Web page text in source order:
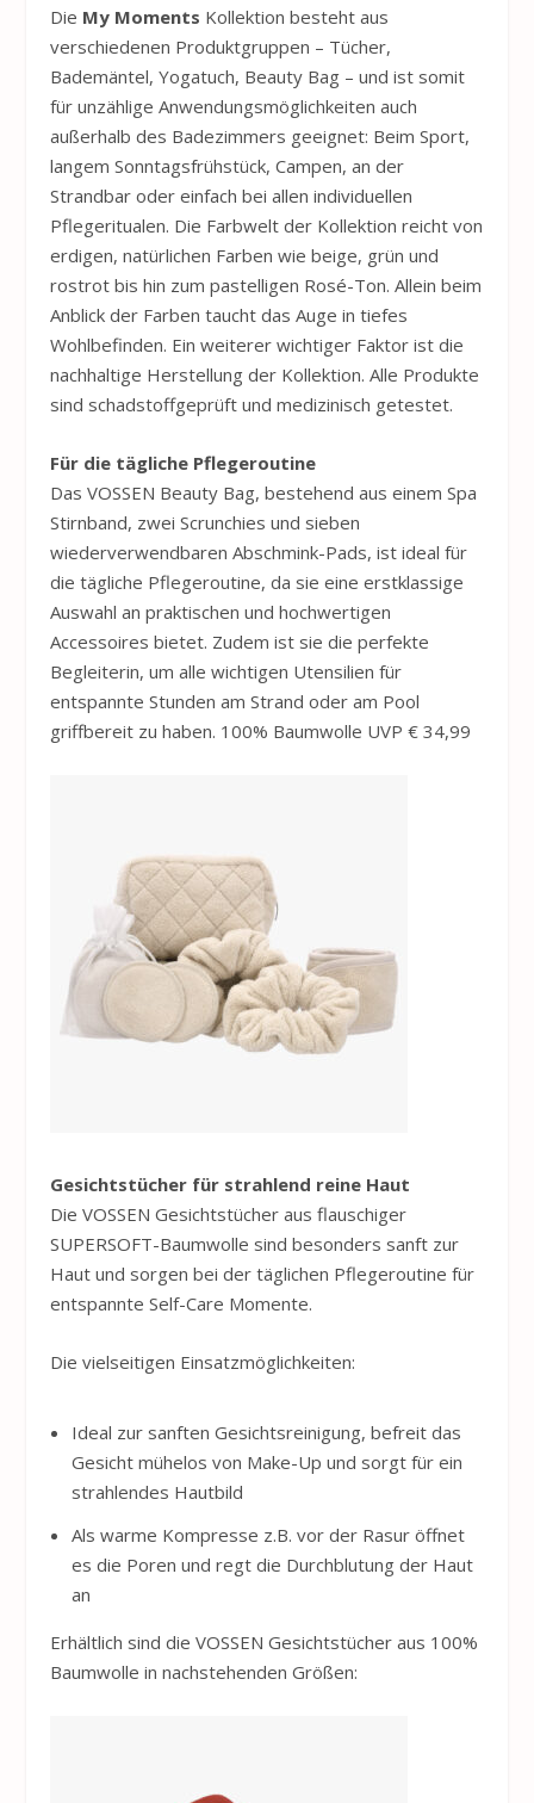
Die My Moments Kollektion besteht aus
verschiedenen Produktgruppen – Tücher,
Bademäntel, Yogatuch, Beauty Bag – und ist somit
für unzählige Anwendungsmöglichkeiten auch
außerhalb des Badezimmers geeignet: Beim Sport,
langem Sonntagsfrühstück, Campen, an der
Strandbar oder einfach bei allen individuellen
Pflegeritualen. Die Farbwelt der Kollektion reicht von
erdigen, natürlichen Farben wie beige, grün und
rostrot bis hin zum pastelligen Rosé-Ton. Allein beim
Anblick der Farben taucht das Auge in tiefes
Wohlbefinden. Ein weiterer wichtiger Faktor ist die
nachhaltige Herstellung der Kollektion. Alle Produkte
sind schadstoffgeprüft und medizinisch getestet.
Für die tägliche Pflegeroutine
DasVOSSEN Beauty Bag, bestehend aus einem Spa
Stirnband, zwei Scrunchies und sieben
wiederverwendbaren Abschmink-Pads, ist ideal für
die tägliche Pflegeroutine, da sie eine erstklassige
Auswahl an praktischen und hochwertigen
Accessoires bietet. Zudem ist sie die perfekte
Begleiterin, um alle wichtigen Utensilien für
entspannte Stunden am Strand oder am Pool
griffbereit zu haben. 100% Baumwolle UVP € 34,99
Gesichtstücher für strahlend reine Haut
DieVOSSEN Gesichtstücher aus flauschiger
SUPERSOFT-Baumwolle sind besonders sanft zur
Haut und sorgen bei der täglichen Pflegeroutine für
entspannte Self-Care Momente.
Die vielseitigen Einsatzmöglichkeiten:
Ideal zur sanften Gesichtsreinigung, befreit das
Gesicht mühelos von Make-Up und sorgt für ein
strahlendes Hautbild
Als warme Kompresse z.B. vor der Rasur öffnet
es die Poren und regt die Durchblutung der Haut
an
Erhältlich sind dieVOSSEN Gesichtstücher aus 100%
Baumwolle in nachstehenden Größen: